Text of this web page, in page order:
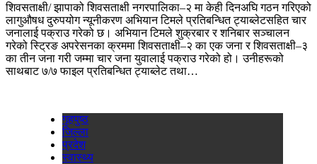
शिवसताक्षी/ झापाको शिवसताक्षी नगरपालिका–२ मा केही दिनअघि गठन गरिएको
लागुऔषध दुरुपयोग न्यूनीकरण अभियान टिमले प्रतिबन्धित ट्याब्लेटसहित चार
जनालाई पक्राउ गरेको छ। अभियान टिमले शुक्रबार र शनिबार सञ्चालन
गरेको स्ट्रिङ अपरेसनका क्रममा शिवसताक्षी–२ का एक जना र शिवसताक्षी–३
का तीन जना गरी जम्मा चार जना युवालाई पक्राउ गरेको हो। उनीहरूको
साथबाट ७/७ फाइल प्रतिबन्धित ट्याब्लेट तथा…
गृहपुष्‍ठ
जिल्ला
प्रदेश
स्वास्थ्य